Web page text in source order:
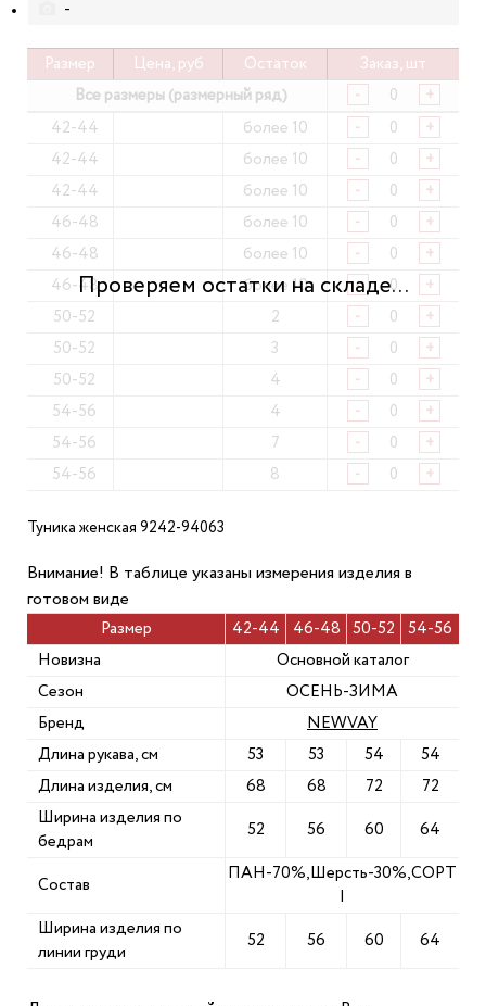
-
Размер Цена, руб Остаток
Заказ, шт
Все размеры (размерный ряд)
- +
42-44 более 10 - +
42-44 более 10 - +
42-44 более 10 - +
46-48 более 10 - +
46-48 более 10 - +
46-48 более 10 - +
50-52 2 - +
50-52 3 - +
50-52 4 - +
54-56 4 - +
54-56 7 - +
54-56 8 - +
Туника женская 9242-94063
Внимание! В таблице указаны измерения изделия в
готовом виде
Размер 42-44 46-48 50-52
54-56
Новизна
Основной каталог
Сезон
ОСЕНЬ-ЗИМА
Бренд
NEWVAY
Длина рукава, см
53 53 54
54
Длина изделия, см
68 68 72
72
Ширина изделия по
бедрам
52 56 60 64
Состав
ПАН-70%,Шерсть-30%,СОРТ
Ширина изделия по
линии груди
52 56 60 64